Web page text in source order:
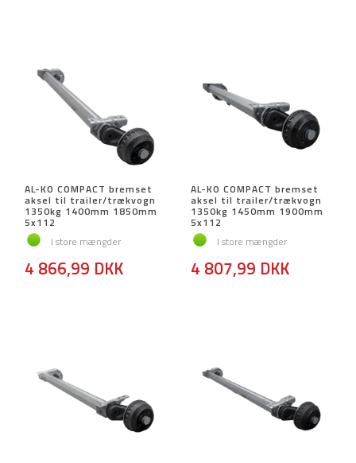
AL-KO COMPACT bremset
aksel til trailer/trækvogn
1350kg 1400mm 1850mm
5x112
I store mængder
4 866,99 DKK
AL-KO COMPACT bremset
aksel til trailer/trækvogn
1350kg 1450mm 1900mm
5x112
I store mængder
4 807,99 DKK